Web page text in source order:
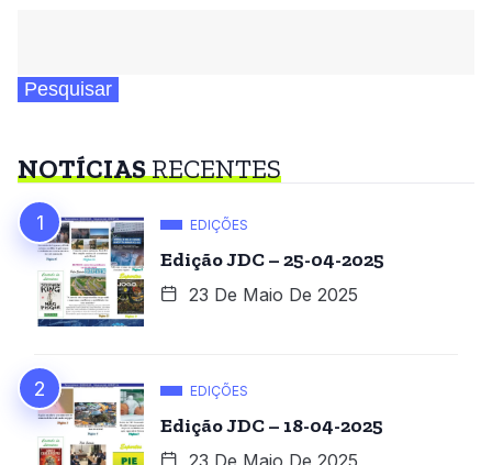
Pesquisar
NOTÍCIASRECENTES
EDIÇÕES
Edição JDC – 25-04-2025
23 De Maio De 2025
EDIÇÕES
Edição JDC – 18-04-2025